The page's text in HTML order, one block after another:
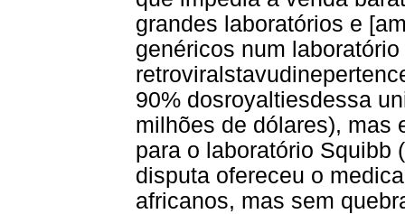
grandes laboratórios e
genéricos num
90% dosroyaltiesdessa
milhões de dólares), mas
para o laboratório Squibb
disputa ofereceu o
africanos, mas sem